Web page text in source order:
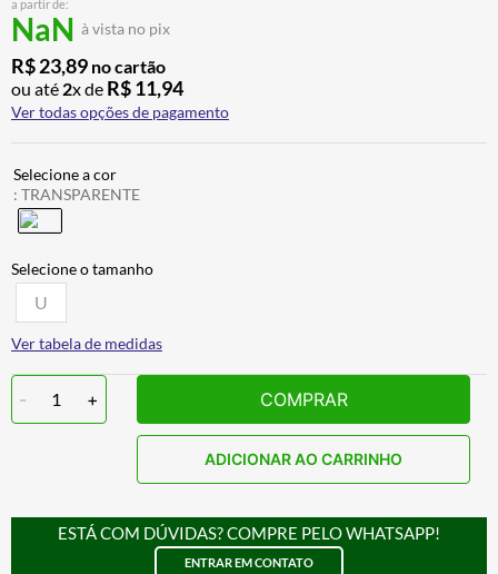
a partir de:
NaN à vista no pix
R$23,89 no cartão
ou até 2x de R$11,94
Ver todas opções de pagamento
: TRANSPARENTE
U
Ver tabela de medidas
- 1 + COMPRAR
ADICIONAR AO CARRINHO
ESTÁ COM DÚVIDAS? COMPRE PELO WHATSAPP!
ENTRAR EM CONTATO
º
8º CALÇA
9º AIROH